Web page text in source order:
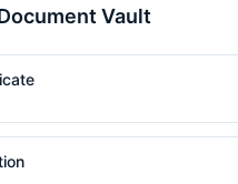
Vault